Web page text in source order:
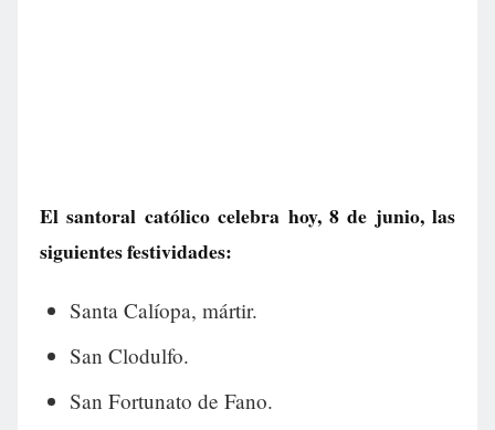
El santoral católico celebra hoy, 8 de junio, las
siguientes festividades:
Santa Calíopa, mártir.
San Clodulfo.
San Fortunato de Fano.